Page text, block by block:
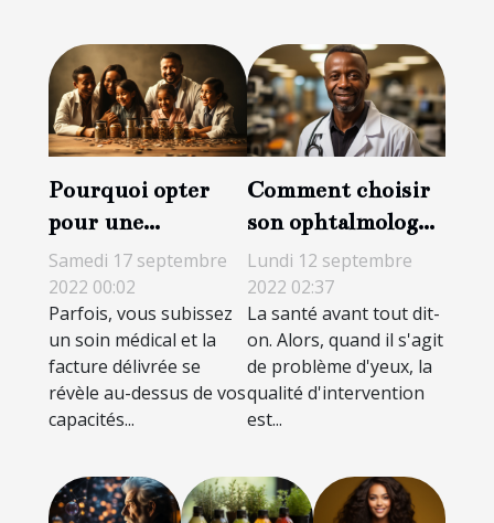
Pourquoi opter
pour une
protection
complémentaire
santé ?
Samedi 17 septembre
2022 00:02
Parfois, vous subissez
un soin médical et la
facture délivrée se
révèle au-dessus de vos
capacités...
Comment choisir
son ophtalmologue
?Lundi 12 septembre
2022 02:37
La santé avant tout dit-
on. Alors, quand il s'agit
de problème d'yeux, la
qualité d'intervention
est...